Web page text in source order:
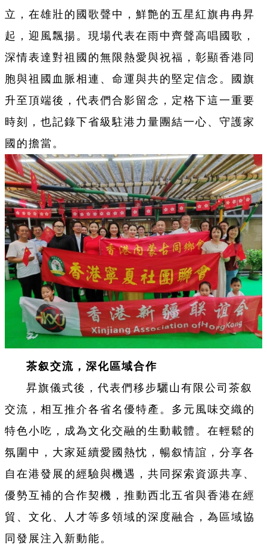
立，在雄壯的國歌聲中，鮮艶的五星紅旗冉冉昇
起，迎風飄揚。現場代表在雨中齊聲高唱國歌，
深情表達對祖國的無限熱愛與祝福，彰顯香港同
胞與祖國血脈相連、命運與共的堅定信念。國旗
升至頂端後，代表們合影留念，定格下這一重要
時刻，也記錄下省級駐港力量團結一心、守護家
國的擔當。
茶叙交流，深化區域合作
昇旗儀式後，代表們移步驪山有限公司茶叙
交流，相互推介各省名優特產。多元風味交織的
特色小吃，成為文化交融的生動載體。在輕鬆的
氛圍中，大家延續愛國熱忱，暢叙情誼，分享各
自在港發展的經驗與機遇，共同探索資源共享、
優勢互補的合作契機，推動西北五省與香港在經
貿、文化、人才等多領域的深度融合，為區域協
同發展注入新動能。